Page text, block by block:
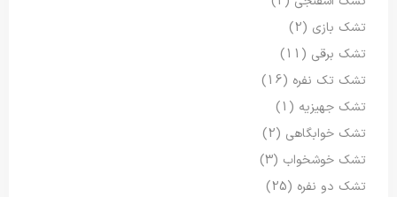
تشک بازی (2)
تشک برقی (11)
تشک تک نفره (16)
تشک جهیزیه (1)
تشک خوابگاهی (2)
تشک خوشخواب (3)
تشک دو نفره (25)